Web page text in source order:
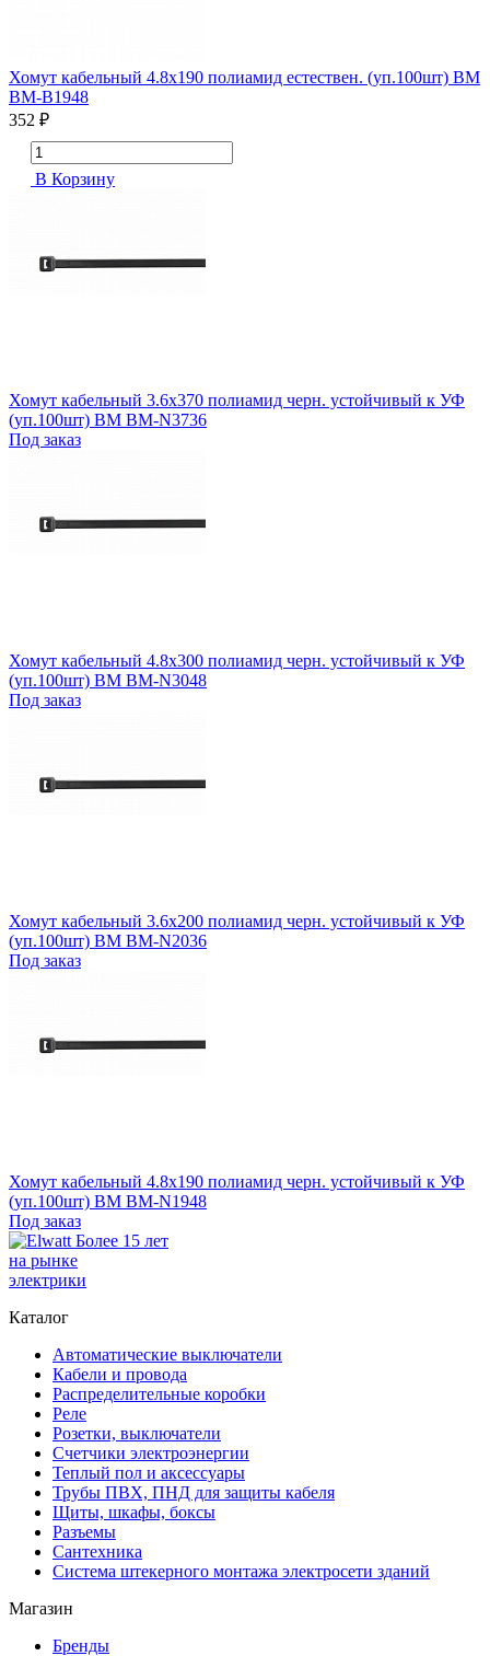
Хомут кабельный 4.8х190 полиамид естествен. (уп.100шт) BM
BM-B1948
352 ₽
В Корзину
Хомут кабельный 3.6х370 полиамид черн. устойчивый к УФ
(уп.100шт) BM BM-N3736
Под заказ
Хомут кабельный 4.8х300 полиамид черн. устойчивый к УФ
(уп.100шт) BM BM-N3048
Под заказ
Хомут кабельный 3.6х200 полиамид черн. устойчивый к УФ
(уп.100шт) BM BM-N2036
Под заказ
Хомут кабельный 4.8х190 полиамид черн. устойчивый к УФ
(уп.100шт) BM BM-N1948
Под заказ
Более 15 лет
на рынке
электрики
Каталог
Автоматические выключатели
Кабели и провода
Распределительные коробки
Реле
Розетки, выключатели
Счетчики электроэнергии
Теплый пол и аксессуары
Трубы ПВХ, ПНД для защиты кабеля
Щиты, шкафы, боксы
Разъемы
Сантехника
Система штекерного монтажа электросети зданий
Магазин
Бренды